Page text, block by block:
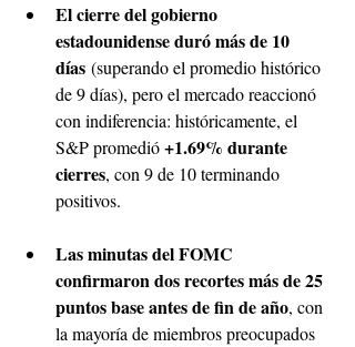
El cierre del gobierno
estadounidense duró más de 10
días (superando el promedio histórico
de 9 días), pero el mercado reaccionó
con indiferencia: históricamente, el
S&P promedió +1.69% durante
cierres, con 9 de 10 terminando
positivos.
Las minutas del FOMC
confirmaron dos recortes más de 25
puntos base antes de fin de año, con
la mayoría de miembros preocupados